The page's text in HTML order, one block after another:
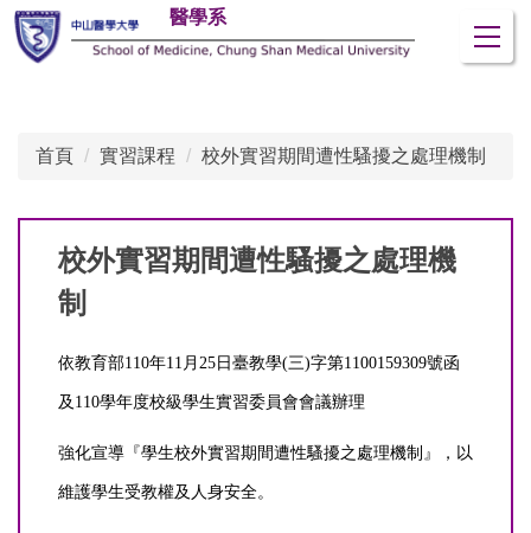
跳
到
醫學系
首頁 實習課程 校外實習期間遭性騷擾之處理機制
校外實習期間遭性騷擾之處理機
制
依教育部110年11月25日臺教學(三)字第1100159309號函
及110學年度校級學生實習委員會會議辦理
強化宣導『學生校外實習期間遭性騷擾之處理機制』，以
維護學生受教權及人身安全。